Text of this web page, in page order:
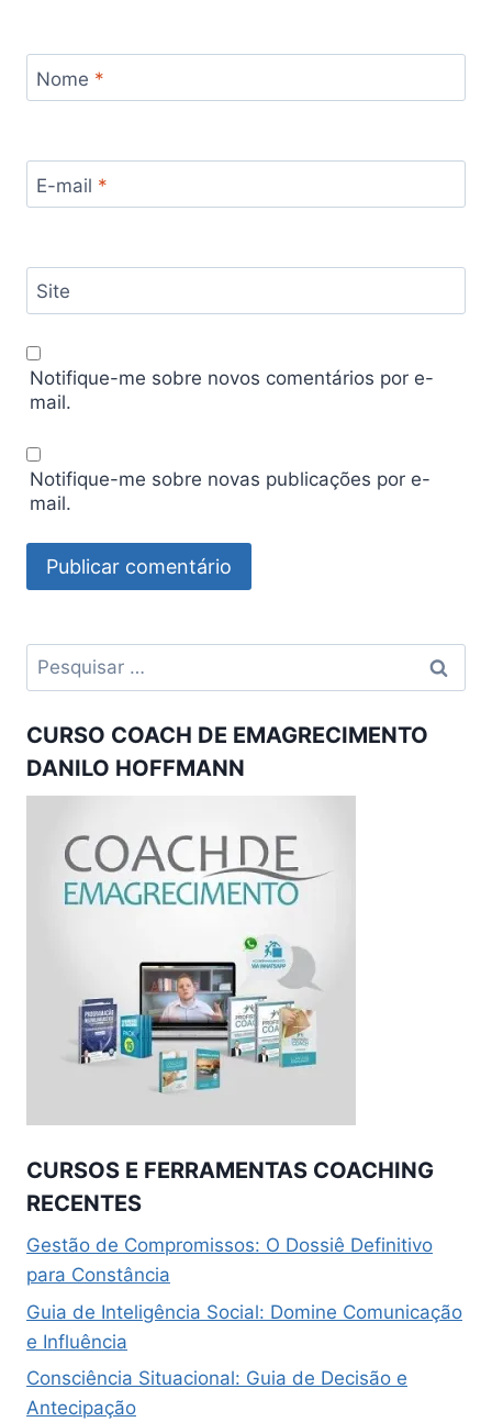
Nome *
E-mail *
Site
Notifique-me sobre novos comentários por e-
mail.
Notifique-me sobre novas publicações por e-
mail.
Pesquisar
por:
CURSO COACH DE EMAGRECIMENTO
DANILO HOFFMANN
CURSOS E FERRAMENTAS COACHING
RECENTES
Gestão de Compromissos: O Dossiê Definitivo
para Constância
Guia de Inteligência Social: Domine Comunicação
e Influência
Consciência Situacional: Guia de Decisão e
Antecipação